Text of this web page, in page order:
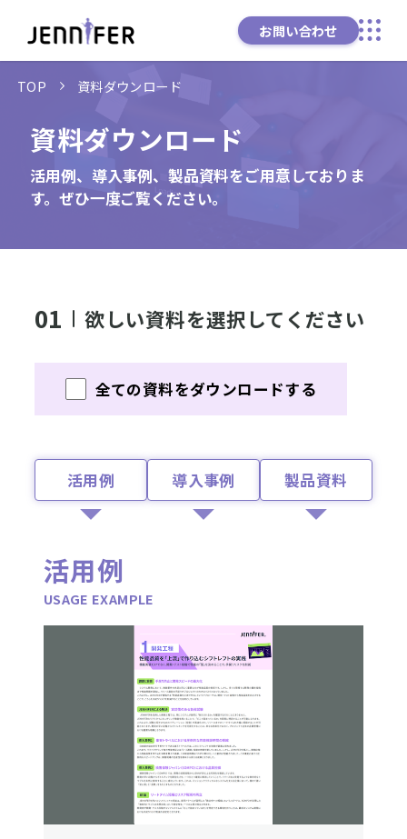
お問い合わせ
TOP 資料ダウンロード
資料ダウンロード
活用例、導入事例、製品資料をご用意しておりま
す。ぜひ一度ご覧ください。
01 欲しい資料を選択してください
全ての資料をダウンロードする
活用例 導入事例 製品資料
活用例
USAGE EXAMPLE